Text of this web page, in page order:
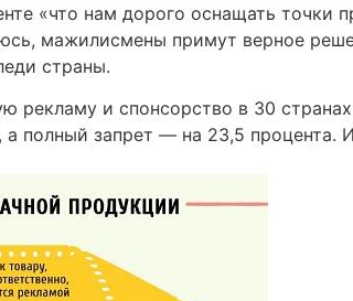
«что нам дорого оснащать точки
мажилисмены примут верное
страны.
рекламу и спонсорство в 30
полный запрет — на 23,5 процента.